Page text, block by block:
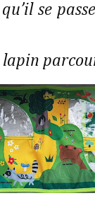
se
lapin